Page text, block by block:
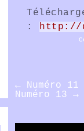
: http://
← Numéro 11
Numéro 13 →